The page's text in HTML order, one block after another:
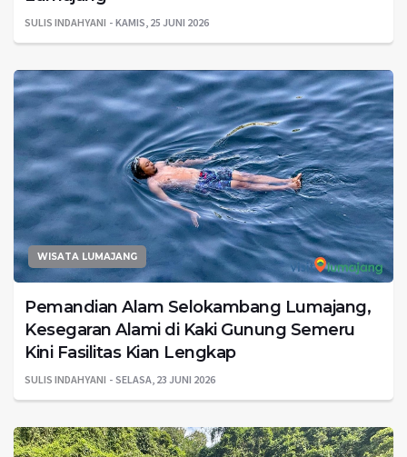
SULIS INDAHYANI KAMIS, 25 JUNI 2026
WISATA LUMAJANG
Pemandian Alam Selokambang Lumajang,
Kesegaran Alami di Kaki Gunung Semeru
Kini Fasilitas Kian Lengkap
SULIS INDAHYANI SELASA, 23 JUNI 2026